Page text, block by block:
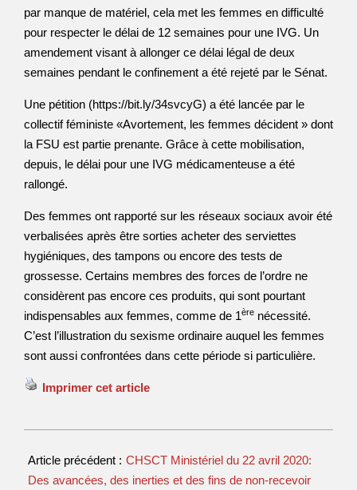
par manque de matériel, cela met les femmes en difficulté
pour respecter le délai de 12 semaines pour une IVG. Un
amendement visant à allonger ce délai légal de deux
semaines pendant le confinement a été rejeté par le Sénat.
Une pétition (https://bit.ly/34svcyG) a été lancée par le
collectif féministe «Avortement, les femmes décident » dont
la FSU est partie prenante. Grâce à cette mobilisation,
depuis, le délai pour une IVG médicamenteuse a été
rallongé.
Des femmes ont rapporté sur les réseaux sociaux avoir été
verbalisées après être sorties acheter des serviettes
hygiéniques, des tampons ou encore des tests de
grossesse. Certains membres des forces de l’ordre ne
considèrent pas encore ces produits, qui sont pourtant
indispensables aux femmes, comme de 1ère nécessité.
C’est l’illustration du sexisme ordinaire auquel les femmes
sont aussi confrontées dans cette période si particulière.
Imprimer cet article
Article précédent : CHSCT Ministériel du 22 avril 2020:
Des avancées, des inerties et des fins de non-recevoir